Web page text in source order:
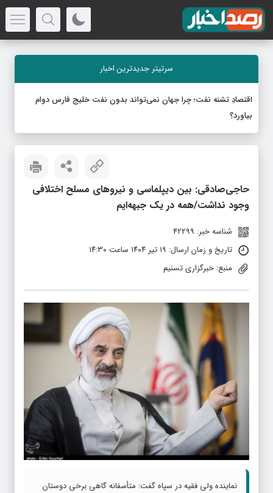
سرتیتر جدیدترین اخبار
اقتصادِ تشنه‌ نفت؛ چرا جهان نمی‌تواند بدون نفت خلیج فارس دوام
بیاورد؟
حاجی‌صادقی: بین دیپلماسی و نیروهای مسلح اختلافی
وجود نداشت/همه در یک جبهه‌ایم
شناسه خبر: 42299
تاریخ و زمان ارسال: ۱۹ تیر ۱۴۰۴ ساعت ۱۴:۳۰
منبع: خبرگزاری تسنیم
نماینده ولی فقیه در سپاه گفت: متأسفانه گاهی برخی دوستان